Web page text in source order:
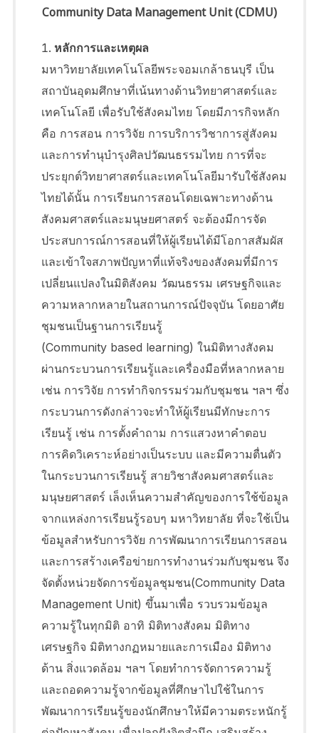
Community Data Management Unit (CDMU)
หลักการและเหตุผล
มหาวิทยาลัยเทคโนโลยีพระจอมเกล้าธนบุรี เป็น
สถาบันอุดมศึกษาที่เน้นทางด้านวิทยาศาสตร์และ
เทคโนโลยี เพื่อรับใช้สังคมไทย โดยมีภารกิจหลัก
คือ การสอน การวิจัย การบริการวิชาการสู่สังคม
และการทำนุบำรุงศิลปวัฒนธรรมไทย การที่จะ
ประยุกต์วิทยาศาสตร์และเทคโนโลยีมารับใช้สังคม
ไทยได้นั้น การเรียนการสอนโดยเฉพาะทางด้าน
สังคมศาสตร์และมนุษยศาสตร์ จะต้องมีการจัด
ประสบการณ์การสอนที่ให้ผู้เรียนได้มีโอกาสสัมผัส
และเข้าใจสภาพปัญหาที่แท้จริงของสังคมที่มีการ
เปลี่ยนแปลงในมิติสังคม วัฒนธรรม เศรษฐกิจและ
ความหลากหลายในสถานการณ์ปัจจุบัน โดยอาศัย
ชุมชนเป็นฐานการเรียนรู้
(Community based learning) ในมิติทางสังคม
ผ่านกระบวนการเรียนรู้และเครื่องมือที่หลากหลาย
เช่น การวิจัย การทำกิจกรรมร่วมกับชุมชน ฯลฯ ซึ่ง
กระบวนการดังกล่าวจะทำให้ผู้เรียนมีทักษะการ
เรียนรู้ เช่น การตั้งคำถาม การแสวงหาคำตอบ
การคิดวิเคราะห์อย่างเป็นระบบ และมีความตื่นตัว
ในกระบวนการเรียนรู้ สายวิชาสังคมศาสตร์และ
มนุษยศาสตร์ เล็งเห็นความสำคัญของการใช้ข้อมูล
จากแหล่งการเรียนรู้รอบๆ มหาวิทยาลัย ที่จะใช้เป็น
ข้อมูลสำหรับการวิจัย การพัฒนาการเรียนการสอน
และการสร้างเครือข่ายการทำงานร่วมกับชุมชน จึง
จัดตั้งหน่วยจัดการข้อมูลชุมชน(Community Data
Management Unit) ขึ้นมาเพื่อ รวบรวมข้อมูล
ความรู้ในทุกมิติ อาทิ มิติทางสังคม มิติทาง
เศรษฐกิจ มิติทางกฏหมายและการเมือง มิติทาง
ด้าน สิ่งแวดล้อม ฯลฯ โดยทำการจัดการความรู้
และถอดความรู้จากข้อมูลที่ศึกษาไปใช้ในการ
พัฒนาการเรียนรู้ของนักศึกษาให้มีความตระหนักรู้